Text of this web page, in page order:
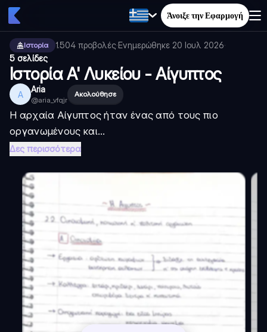
Άνοιξε την Εφαρμογή
Ιστορία 1.504 προβολές·Ενημερώθηκε 20 Ιουλ 2026·
5 σελίδες
Ιστορία Α' Λυκείου - Αίγυπτος
A Aria
@aria_vfqjr
Ακολούθησε
Η αρχαία Αίγυπτος ήταν ένας από τους πιο
οργανωμένους και...
Δες περισσότερα